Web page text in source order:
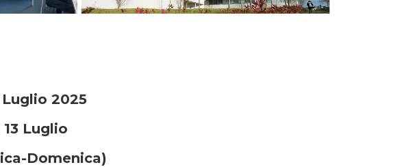
Luglio 2025
Luglio
Domenica)